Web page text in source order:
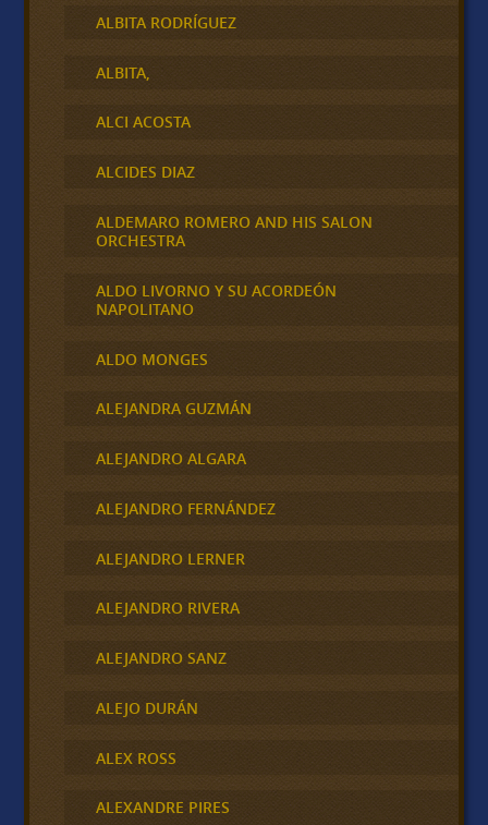
ALBITA RODRÍGUEZ
ALBITA,
ALCI ACOSTA
ALCIDES DIAZ
ALDEMARO ROMERO AND HIS SALON
ORCHESTRA
ALDO LIVORNO Y SU ACORDEÓN
NAPOLITANO
ALDO MONGES
ALEJANDRA GUZMÁN
ALEJANDRO ALGARA
ALEJANDRO FERNÁNDEZ
ALEJANDRO LERNER
ALEJANDRO RIVERA
ALEJANDRO SANZ
ALEJO DURÁN
ALEX ROSS
ALEXANDRE PIRES